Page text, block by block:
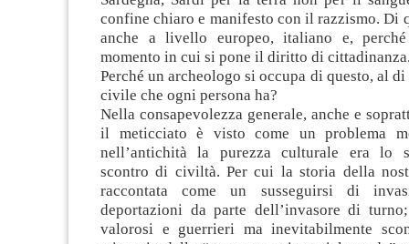
confine chiaro e manifesto con il razzismo. Di
anche a livello europeo, italiano e,
momento in cui si pone il diritto di
Perché un archeologo si occupa di questo, al
civile che ogni persona ha?
Nella consapevolezza generale, anche e
il meticciato è visto come un problema
nell’antichità la purezza culturale era lo
scontro di civiltà. Per cui la storia della
raccontata come un susseguirsi di
deportazioni da parte dell’invasore di
valorosi e guerrieri ma inevitabilmente